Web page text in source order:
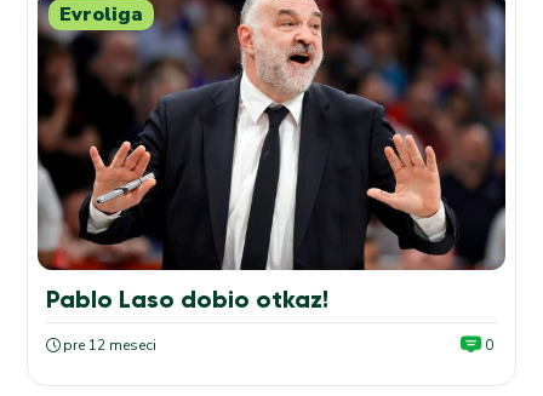
Evroliga
Pablo Laso dobio otkaz!
pre 12 meseci 0